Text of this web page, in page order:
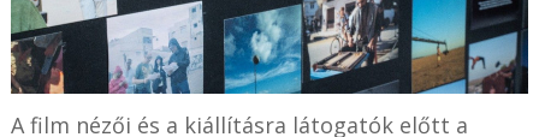
A film nézői és a kiállításra látogatók előtt a